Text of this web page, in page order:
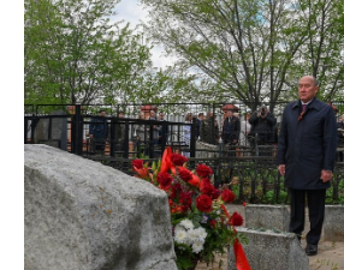
КОМУ ПРИНАДЛЕЖАТ
ТОРГОВЫЕ ЦЕНТРЫ
ТАТАРСТАНА
БЮДЖЕТ
ИНВЕСТИЦИИ
МАШИНОСТРОЕНИЕ
НЕФТЕХИМИЯ
НЕФТЬ
ОПК
ЭНЕРГЕТИКА
НОВОСТИ АВТО
БИЗНЕС
НОВОСТИ БИЗНЕСА
РОЗНИЧНАЯ ТОРГОВЛЯ
ТРАНСПОРТ
УСЛУГИ
ТЕХНОЛОГИИ
НОВОСТИ ТЕХНОЛОГИЙ
IT
МЕДИА
МЕРОПРИЯТИЯ
НОВОСТИ МЕРОПРИЯТИЙ
ВЫЕЗДНАЯ РЕДАКЦИЯ
СПОРТ
НОВОСТИ СПОРТА
ОБЩЕСТВО